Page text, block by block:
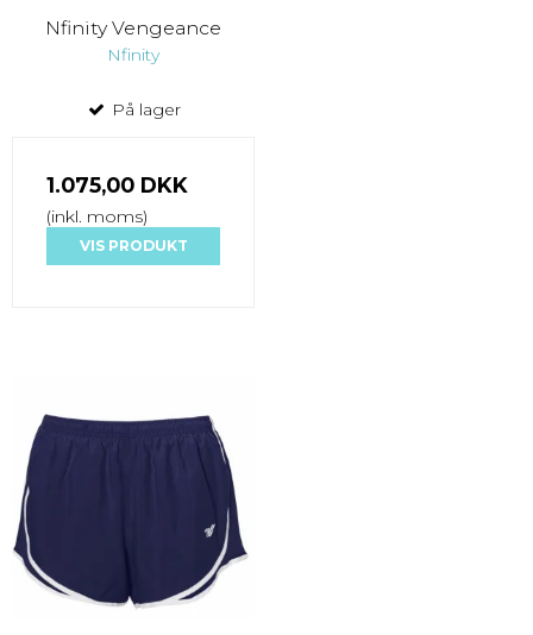
Nfinity Vengeance
Nfinity
På lager
1.075,00 DKK
(inkl. moms)
VIS PRODUKT